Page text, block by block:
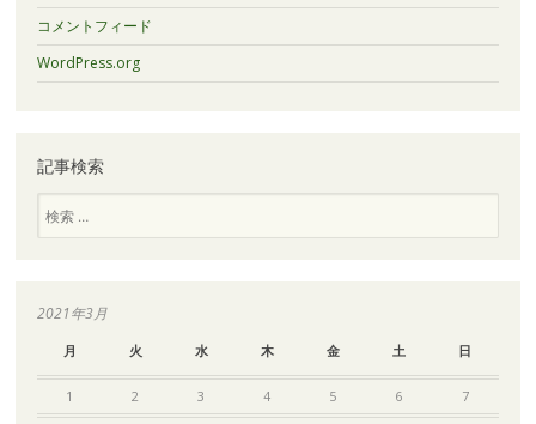
コメントフィード
WordPress.org
記事検索
索
2021年3月
月 火 水 木 金 土 日
1 2 3 4 5 6 7